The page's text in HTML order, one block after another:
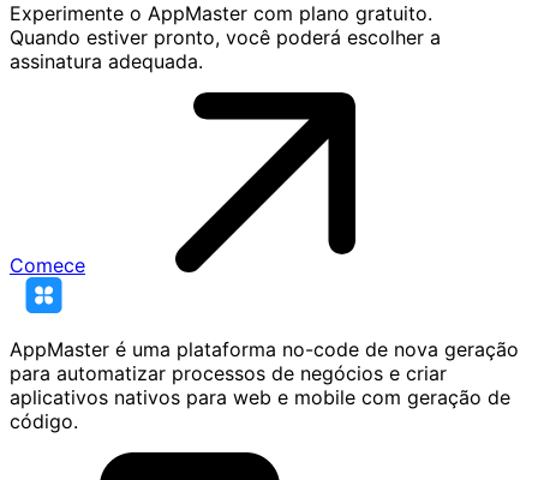
Experimente o AppMaster com plano gratuito.
Quando estiver pronto, você poderá escolher a
assinatura adequada.
Comece
AppMaster é uma plataforma no-code de nova geração
para automatizar processos de negócios e criar
aplicativos nativos para web e mobile com geração de
código.